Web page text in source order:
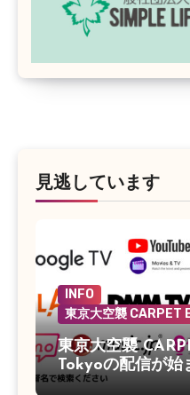
見逃しています
INFO
東京大空襲 CARPET
東京大空襲
Tokyoの配信が始